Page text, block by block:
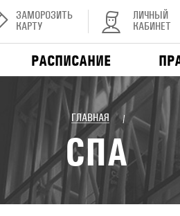
ЗАМОРОЗИТЬ
КАРТУ
ЛИЧНЫЙ
КАБИНЕТ
РАСПИСАНИЕ
ГЛАВНАЯ /
СПА